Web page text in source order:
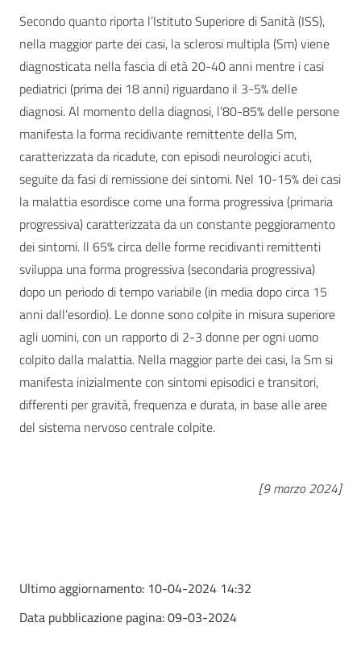
Secondo quanto riporta l’Istituto Superiore di Sanità (ISS),
nella maggior parte dei casi, la sclerosi multipla (Sm) viene
diagnosticata nella fascia di età 20-40 anni mentre i casi
pediatrici (prima dei 18 anni) riguardano il 3-5% delle
diagnosi. Al momento della diagnosi, l’80-85% delle persone
manifesta la forma recidivante remittente della Sm,
caratterizzata da ricadute, con episodi neurologici acuti,
seguite da fasi di remissione dei sintomi. Nel 10-15% dei casi
la malattia esordisce come una forma progressiva (primaria
progressiva) caratterizzata da un constante peggioramento
dei sintomi. Il 65% circa delle forme recidivanti remittenti
sviluppa una forma progressiva (secondaria progressiva)
dopo un periodo di tempo variabile (in media dopo circa 15
anni dall’esordio). Le donne sono colpite in misura superiore
agli uomini, con un rapporto di 2-3 donne per ogni uomo
colpito dalla malattia. Nella maggior parte dei casi, la Sm si
manifesta inizialmente con sintomi episodici e transitori,
differenti per gravità, frequenza e durata, in base alle aree
del sistema nervoso centrale colpite.
[9 marzo 2024]
Ultimo aggiornamento: 10-04-2024 14:32
Data pubblicazione pagina:09-03-2024